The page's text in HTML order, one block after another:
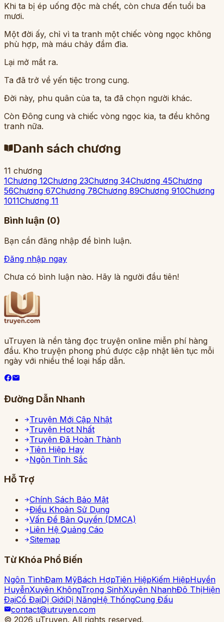
Khi ta bị ép uống độc mà chết, còn chưa đến tuổi ba
mươi.
Một đời ấy, chỉ vì ta tranh một chiếc vòng ngọc không
phù hợp, mà máu chảy đầm đìa.
Lại mở mắt ra.
Ta đã trở về yến tiệc trong cung.
Đời này, phu quân của ta, ta đã chọn người khác.
Còn Đông cung và chiếc vòng ngọc kia, ta đều không
tranh nữa.
Danh sách chương
11 chương
1Chương 12Chương 23Chương 34Chương 45Chương
56Chương 67Chương 78Chương 89Chương 910Chương
1011Chương 11
Bình luận (0)
Bạn cần đăng nhập để bình luận.
Đăng nhập ngay
Chưa có bình luận nào. Hãy là người đầu tiên!
uTruyen là nền tảng đọc truyện online miễn phí hàng
đầu. Kho truyện phong phú được cập nhật liên tục mỗi
ngày với nhiều thể loại hấp dẫn.
Đường Dẫn Nhanh
Truyện Mới Cập Nhật
Truyện Hot Nhất
Truyện Đã Hoàn Thành
Tiên Hiệp Hay
Ngôn Tình Sắc
Hỗ Trợ
Chính Sách Bảo Mật
Điều Khoản Sử Dụng
Vấn Đề Bản Quyền (DMCA)
Liên Hệ Quảng Cáo
Sitemap
Từ Khóa Phổ Biến
Ngôn TìnhĐam MỹBách HợpTiên HiệpKiếm HiệpHuyền
HuyễnXuyên KhôngTrọng SinhXuyên NhanhĐô ThịHiện
ĐạiCổ ĐạiDị GiớiDị NăngHệ ThốngCung Đấu
contact@utruyen.com
© 2026 uTruyen. All rights reserved.